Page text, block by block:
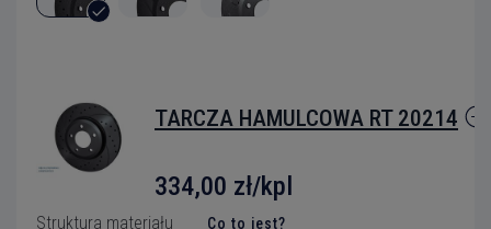
TARCZA HAMULCOWA RT 20214
334,00 zł/kpl
Struktura materiału Co to jest?